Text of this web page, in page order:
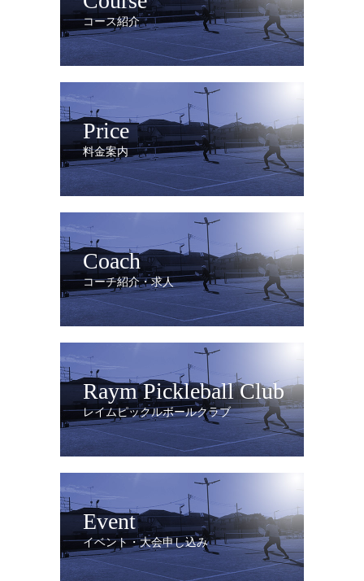
コース紹介
Price
料金案内
Coach
コーチ紹介・求人
Raym Pickleball Club
レイムピックルボールクラブ
Event
イベント・大会申し込み